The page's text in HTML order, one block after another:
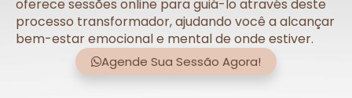
oferece sessões online para guiá-lo através deste
processo transformador, ajudando você a alcançar
bem-estar emocional e mental de onde estiver.
Agende Sua Sessão Agora!